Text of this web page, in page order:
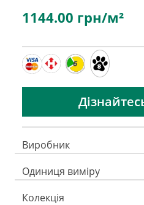
1144.00 грн/м²
6
Виробник
Одиниця виміру
Колекція